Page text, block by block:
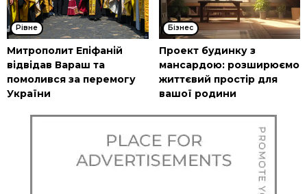
Рівне
Митрополит Епіфаній
відвідав Вараш та
помолився за перемогу
України
Бізнес
Проект будинку з
мансардою: розширюємо
життєвий простір для
вашої родини